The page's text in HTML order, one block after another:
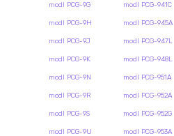
modl PCG-9G
modl PCG-9H
modl PCG-9J
modl PCG-9K
modl PCG-9N
modl PCG-9R
modl PCG-9S
modl PCG-9U
modl PCG-941C
modl PCG-945A
modl PCG-947L
modl PCG-948L
modl PCG-951A
modl PCG-952A
modl PCG-952G
modl PCG-953A